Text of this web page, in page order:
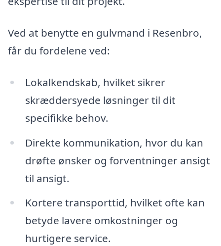
Ved at benytte en gulvmand i Resenbro,
får du fordelene ved:
Lokalkendskab, hvilket sikrer
skræddersyede løsninger til dit
specifikke behov.
Direkte kommunikation, hvor du kan
drøfte ønsker og forventninger ansigt
til ansigt.
Kortere transporttid, hvilket ofte kan
betyde lavere omkostninger og
hurtigere service.